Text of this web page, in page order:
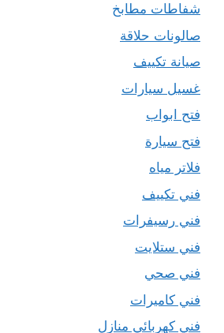
شفاطات مطابخ
صالونات حلاقة
صيانة تكييف
غسيل سيارات
فتح ابواب
فتح سيارة
فلاتر مياه
فني تكييف
فني رسيفرات
فني ستلايت
فني صحي
فني كاميرات
فني كهربائي منازل